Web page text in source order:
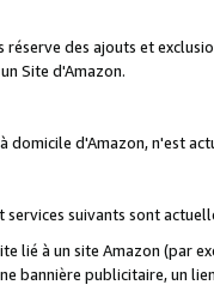
réserve des ajouts et
Site d'Amazon.
domicile d'Amazon, n'est
suivants sont
lié à un site Amazon (par
bannière publicitaire, un